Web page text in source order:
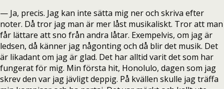
— Ja, precis. Jag kan inte sätta mig ner och skriva efter
noter. Då tror jag man är mer låst musikaliskt. Tror att man
får lättare att sno från andra låtar. Exempelvis, om jag är
ledsen, då känner jag någonting och då blir det musik. Det
är likadant om jag är glad. Det har alltid varit det som har
fungerat för mig. Min första hit, Honolulo, dagen som jag
skrev den var jag jävligt deppig. På kvällen skulle jag träffa